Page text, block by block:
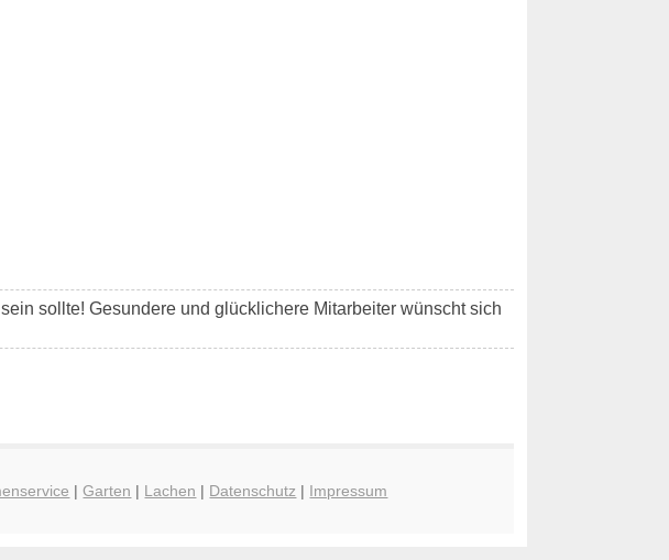
sollte! Gesundere und glücklichere Mitarbeiter wünscht sich
|Garten | Lachen | Datenschutz | Impressum